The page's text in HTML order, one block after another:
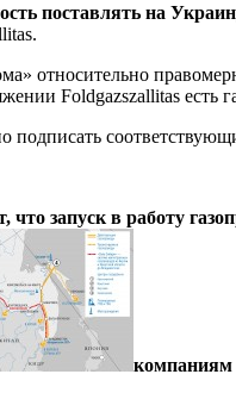
поставлять на
относительно
Foldgazszallitas
что запуск в работу
компаниям